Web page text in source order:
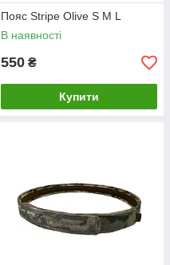
Пояс Stripe Olive S M L
В наявності
550 ₴
Купити